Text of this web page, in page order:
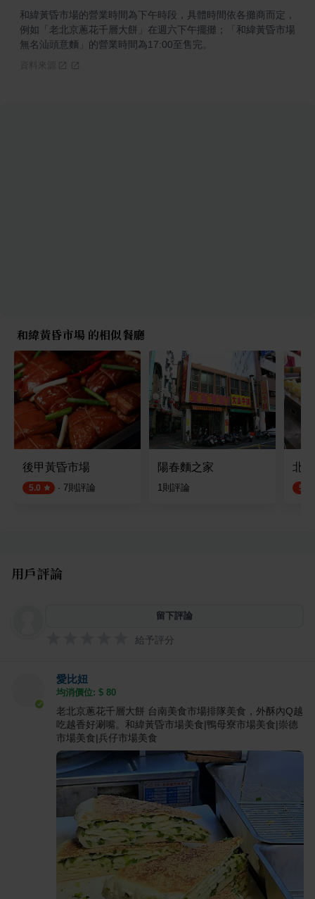
和緯黃昏市場的營業時間為下午時段，具體時間依各攤商而定，
例如「老北京蔥花千層大餅」在週六下午擺攤；「和緯黃昏市場
無名汕頭意麵」的營業時間為17:00至售完。
和緯黃昏市場 的相似餐廳
後甲黃昏市場
5.0 · 7則評論
陽春麵之家
1則評論
北
5.0
用戶評論
留下評論
給予評分
愛比妞
均消價位: $ 80
老北京蔥花千層大餅 台南美食市場排隊美食，外酥內Q越
吃越香好涮嘴。和緯黃昏市場美食|鴨母寮市場美食|崇德
市場美食|兵仔市場美食